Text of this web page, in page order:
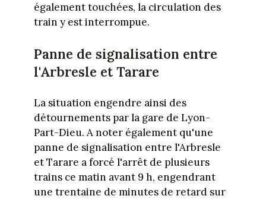
également touchées, la circulation des
train y est interrompue.
Panne de signalisation entre
l'Arbresle et Tarare
La situation engendre ainsi des
détournements par la gare de Lyon-
Part-Dieu. A noter également qu'une
panne de signalisation entre l'Arbresle
et Tarare a forcé l'arrêt de plusieurs
trains ce matin avant 9 h, engendrant
une trentaine de minutes de retard sur